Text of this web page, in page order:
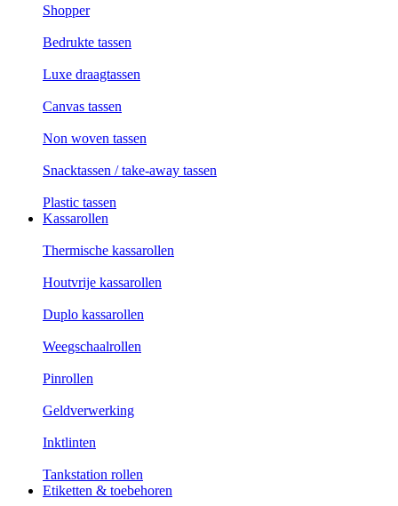
Shopper
Bedrukte tassen
Luxe draagtassen
Canvas tassen
Non woven tassen
Snacktassen / take-away tassen
Plastic tassen
Kassarollen
Thermische kassarollen
Houtvrije kassarollen
Duplo kassarollen
Weegschaalrollen
Pinrollen
Geldverwerking
Inktlinten
Tankstation rollen
Etiketten & toebehoren